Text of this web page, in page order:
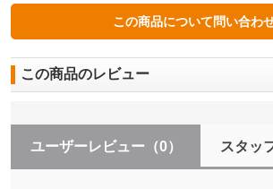
この商品のレビュー
ユーザーレビュー （0） スタッ